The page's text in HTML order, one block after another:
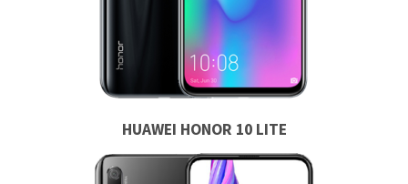
HUAWEI HONOR 10 LITE